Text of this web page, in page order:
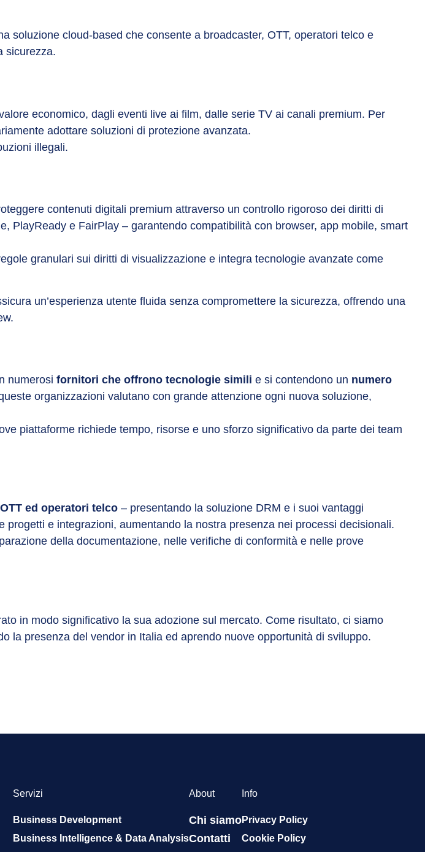
soluzione cloud-based che consente a broadcaster, OTT, operatori telco e
sicurezza.
economico, dagli eventi live ai film, dalle serie TV ai canali premium. Per
adottare soluzioni di protezione avanzata.
illegali.
contenuti digitali premium attraverso un controllo rigoroso dei diritti di
PlayReady e FairPlay – garantendo compatibilità con browser, app mobile, smart
granulari sui diritti di visualizzazione e integra tecnologie avanzate come
un’esperienza utente fluida senza compromettere la sicurezza, offrendo una
numerosi fornitori che offrono tecnologie simili e si contendono un numero
organizzazioni valutano con grande attenzione ogni nuova soluzione,
piattaforme richiede tempo, risorse e uno sforzo significativo da parte dei team
ed operatori telco – presentando la soluzione DRM e i suoi vantaggi
progetti e integrazioni, aumentando la nostra presenza nei processi decisionali.
della documentazione, nelle verifiche di conformità e nelle prove
in modo significativo la sua adozione sul mercato. Come risultato, ci siamo
la presenza del vendor in Italia ed aprendo nuove opportunità di sviluppo.
Servizi
Business Development
Business Intelligence & Data Analysis
About
Chi siamo
Contatti
Info
Privacy Policy
Cookie Policy